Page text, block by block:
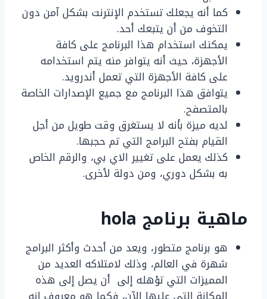
كما أنه يجعلك تستخدم الإنترنت بشكل آمن دون
التخوف من أن يتبعك أحد.
يمكنك استخدام هذا البرنامج على كافة
الأجهزة، حيث أنه يتوافر منه يتم استخدامه
على كافة الأجهزة التي تعمل أندرويد.
يتوافق هذا البرنامج مع جميع الإصدارات الخاصة
بالمتصفح.
لديه ميزة بأنه لا يستغرق وقت طويل من أجل
القيام بفتح البرامج التي تم حجبها.
كذلك يعمل على تغيير الاي بي، والرقم الخاص
به بشكل دوري، ومن دولة لأخرى.
ماهية برنامج hola
هو برنامج متطور، ويعد من أحدث وأكثر البرامج
شهرة في العالم، وذلك لامتلاكه العديد من
المميزات التي تؤهله إلى أن يصل إلى هذه